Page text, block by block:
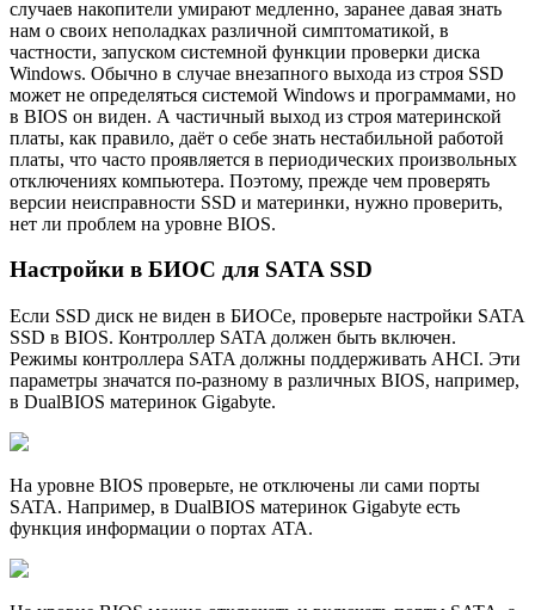
случаев накопители умирают медленно, заранее давая знать
нам о своих неполадках различной симптоматикой, в
частности, запуском системной функции проверки диска
Windows. Обычно в случае внезапного выхода из строя SSD
может не определяться системой Windows и программами, но
в BIOS он виден. А частичный выход из строя материнской
платы, как правило, даёт о себе знать нестабильной работой
платы, что часто проявляется в периодических произвольных
отключениях компьютера. Поэтому, прежде чем проверять
версии неисправности SSD и материнки, нужно проверить,
нет ли проблем на уровне BIOS.
Настройки в БИОС для SATA SSD
Если SSD диск не виден в БИОСе, проверьте настройки SATA
SSD в BIOS. Контроллер SATA должен быть включен.
Режимы контроллера SATA должны поддерживать AHCI. Эти
параметры значатся по-разному в различных BIOS, например,
в DualBIOS материнок Gigabyte.
На уровне BIOS проверьте, не отключены ли сами порты
SATA. Например, в DualBIOS материнок Gigabyte есть
функция информации о портах ATA.